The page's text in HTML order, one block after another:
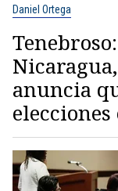
Daniel Ortega
anuncia